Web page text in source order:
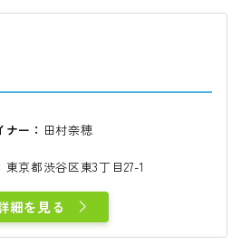
ー： 田村奈穂
東京都渋谷区東3丁目27-1
細を見る